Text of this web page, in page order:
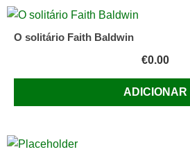
O solitário Faith Baldwin
€0.00
ADICIONAR